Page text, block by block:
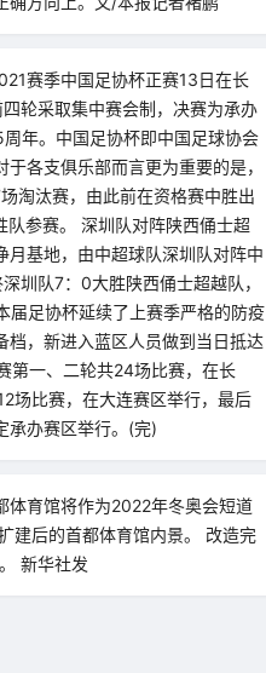
赛季中国足协杯正赛13日在长
轮采取集中赛会制，决赛为承办
年。中国足协杯即中国足球协会
各支俱乐部而言更为重要的是，
淘汰赛，由此前在资格赛中胜出
参赛。 深圳队对阵陕西俑士超
基地，由中超球队深圳队对阵中
圳队7：0大胜陕西俑士超越队，
届足协杯延续了上赛季严格的防疫
档，新进入蓝区人员做到当日抵达
第一、二轮共24场比赛，在长
场比赛，在大连赛区举行，最后
承办赛区举行。(完)
体育馆将作为2022年冬奥会短道
建后的首都体育馆内景。 改造完
新华社发